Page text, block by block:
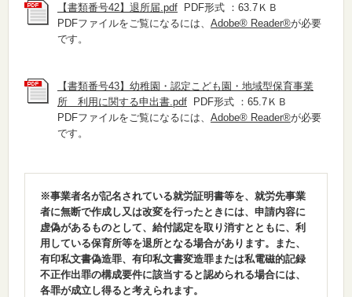
【書類番号42】退所届.pdf PDF形式 ：63.7ＫＢ
PDFファイルをご覧になるには、 Adobe® Reader®が必要
です。
【書類番号43】幼稚園・認定こども園・地域型保育事業
所 利用に関する申出書.pdf PDF形式 ：65.7ＫＢ
PDFファイルをご覧になるには、 Adobe® Reader®が必要
です。
※事業者名が記名されている就労証明書等を、就労先事業
者に無断で作成し又は改変を行ったときには、申請内容に
虚偽があるものとして、給付認定を取り消すとともに、利
用している保育所等を退所となる場合があります。また、
有印私文書偽造罪、有印私文書変造罪または私電磁的記録
不正作出罪の構成要件に該当すると認められる場合には、
各罪が成立し得ると考えられます。